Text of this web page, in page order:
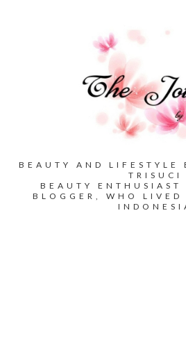
BEAUTY AND LIFESTYLE
TRISUCI
BEAUTY ENTHUSIAST
BLOGGER, WHO